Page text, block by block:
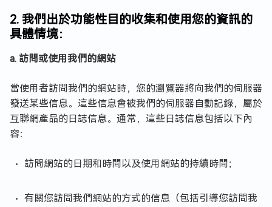
2. 我們出於功能性目的收集和使用您的資訊的
具體情境：
a. 訪問或使用我們的網站
當使用者訪問我們的網站時，您的瀏覽器將向我們的伺服器
發送某些信息。這些信息會被我們的伺服器自動記錄，屬於
互聯網產品的日誌信息。通常，這些日誌信息包括以下內
容：
訪問網站的日期和時間以及使用網站的持續時間；
有關您訪問我們網站的方式的信息（包括引導您訪問我